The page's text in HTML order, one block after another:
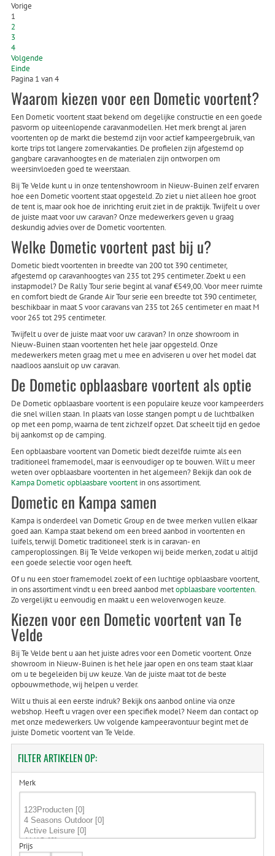
Vorige
1
2
3
4
Volgende
Einde
Pagina 1 van 4
Waarom kiezen voor een Dometic voortent?
Een Dometic voortent staat bekend om degelijke constructie en een goede
pasvorm op uiteenlopende caravanmodellen. Het merk brengt al jaren
voortenten op de markt die bestemd zijn voor actief kampeergebruik, van
korte trips tot langere zomervakanties. De profielen zijn afgestemd op
gangbare caravanhoogtes en de materialen zijn ontworpen om
weersinvloeden goed te weerstaan.
Bij Te Velde kunt u in onze tentenshowroom in Nieuw-Buinen zelf ervaren
hoe een Dometic voortent staat opgesteld. Zo ziet u niet alleen hoe groot
de tent is, maar ook hoe de inrichting eruit ziet in de praktijk. Twijfelt u over
de juiste maat voor uw caravan? Onze medewerkers geven u graag
deskundig advies over de Dometic voortenten.
Welke Dometic voortent past bij u?
Dometic biedt voortenten in breedte van 200 tot 390 centimeter,
afgestemd op caravanhoogtes van 235 tot 295 centimeter. Zoekt u een
instapmodel? De Rally Tour serie begint al vanaf €549,00. Voor meer ruimte
en comfort biedt de Grande Air Tour serie een breedte tot 390 centimeter,
beschikbaar in maat S voor caravans van 235 tot 265 centimeter en maat M
voor 265 tot 295 centimeter.
Twijfelt u over de juiste maat voor uw caravan? In onze showroom in
Nieuw-Buinen staan voortenten het hele jaar opgesteld. Onze
medewerkers meten graag met u mee en adviseren u over het model dat
naadloos aansluit op uw caravan.
De Dometic opblaasbare voortent als optie
De Dometic opblaasbare voortent is een populaire keuze voor kampeerders
die snel willen staan. In plaats van losse stangen pompt u de luchtbalken
op met een pomp, waarna de tent zichzelf opzet. Dat scheelt tijd en gedoe
bij aankomst op de camping.
Een opblaasbare voortent van Dometic biedt dezelfde ruimte als een
traditioneel framemodel, maar is eenvoudiger op te bouwen. Wilt u meer
weten over opblaasbare voortenten in het algemeen? Bekijk dan ook de
Kampa Dometic opblaasbare voortentin ons assortiment.
Dometic en Kampa samen
Kampa is onderdeel van Dometic Group en de twee merken vullen elkaar
goed aan. Kampa staat bekend om een breed aanbod in voortenten en
luifels, terwijl Dometic traditioneel sterk is in caravan- en
camperoplossingen. Bij Te Velde verkopen wij beide merken, zodat u altijd
een goede selectie voor ogen heeft.
Of u nu een stoer framemodel zoekt of een luchtige opblaasbare voortent,
in ons assortiment vindt u een breed aanbod metopblaasbare voortenten.
Zo vergelijkt u eenvoudig en maakt u een weloverwogen keuze.
Kiezen voor een Dometic voortent van Te
Velde
Bij Te Velde bent u aan het juiste adres voor een Dometic voortent. Onze
showroom in Nieuw-Buinen is het hele jaar open en ons team staat klaar
om u te begeleiden bij uw keuze. Van de juiste maat tot de beste
opbouwmethode, wij helpen u verder.
Wilt u thuis al een eerste indruk? Bekijk ons aanbod online via onze
webshop. Heeft u vragen over een specifiek model? Neem dan contact op
met onze medewerkers. Uw volgende kampeeravontuur begint met de
juiste Dometic voortent van Te Velde.
FILTERARTIKELEN OP:
Merk
Prijs